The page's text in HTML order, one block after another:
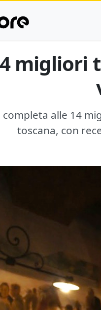
migliori
completa alle 14
toscana, con